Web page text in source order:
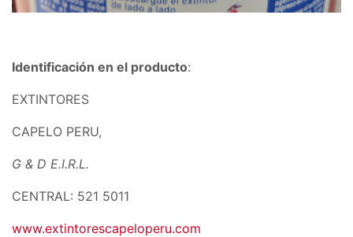
Identificación en el producto:
EXTINTORES
CAPELO PERU,
G & D E.I.R.L.
CENTRAL: 521 5011
www.extintorescapeloperu.com